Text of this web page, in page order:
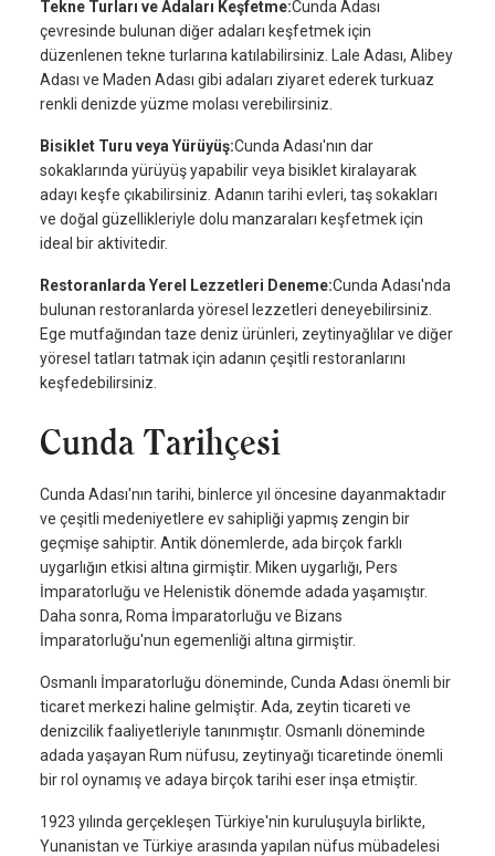
Tekne Turları ve Adaları Keşfetme:Cunda Adası
çevresinde bulunan diğer adaları keşfetmek için
düzenlenen tekne turlarına katılabilirsiniz. Lale Adası, Alibey
Adası ve Maden Adası gibi adaları ziyaret ederek turkuaz
renkli denizde yüzme molası verebilirsiniz.
Bisiklet Turu veya Yürüyüş:Cunda Adası'nın dar
sokaklarında yürüyüş yapabilir veya bisiklet kiralayarak
adayı keşfe çıkabilirsiniz. Adanın tarihi evleri, taş sokakları
ve doğal güzellikleriyle dolu manzaraları keşfetmek için
ideal bir aktivitedir.
Restoranlarda Yerel Lezzetleri Deneme:Cunda Adası'nda
bulunan restoranlarda yöresel lezzetleri deneyebilirsiniz.
Ege mutfağından taze deniz ürünleri, zeytinyağlılar ve diğer
yöresel tatları tatmak için adanın çeşitli restoranlarını
keşfedebilirsiniz.
Cunda Tarihçesi
Cunda Adası'nın tarihi, binlerce yıl öncesine dayanmaktadır
ve çeşitli medeniyetlere ev sahipliği yapmış zengin bir
geçmişe sahiptir. Antik dönemlerde, ada birçok farklı
uygarlığın etkisi altına girmiştir. Miken uygarlığı, Pers
İmparatorluğu ve Helenistik dönemde adada yaşamıştır.
Daha sonra, Roma İmparatorluğu ve Bizans
İmparatorluğu'nun egemenliği altına girmiştir.
Osmanlı İmparatorluğu döneminde, Cunda Adası önemli bir
ticaret merkezi haline gelmiştir. Ada, zeytin ticareti ve
denizcilik faaliyetleriyle tanınmıştır. Osmanlı döneminde
adada yaşayan Rum nüfusu, zeytinyağı ticaretinde önemli
bir rol oynamış ve adaya birçok tarihi eser inşa etmiştir.
1923 yılında gerçekleşen Türkiye'nin kuruluşuyla birlikte,
Yunanistan ve Türkiye arasında yapılan nüfus mübadelesi